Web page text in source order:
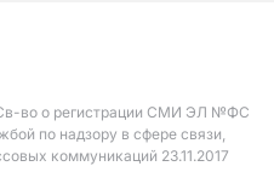
во о регистрации СМИ ЭЛ №ФС
по надзору в сфере связи,
коммуникаций 23.11.2017